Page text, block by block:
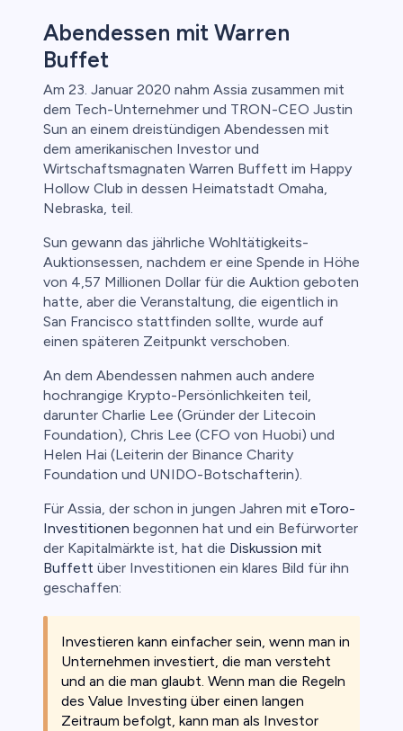
Abendessen mit Warren
Buffet
Am 23. Januar 2020 nahm Assia zusammen mit
dem Tech-Unternehmer und TRON-CEO Justin
Sun an einem dreistündigen Abendessen mit
dem amerikanischen Investor und
Wirtschaftsmagnaten Warren Buffett im Happy
Hollow Club in dessen Heimatstadt Omaha,
Nebraska, teil.
Sun gewann das jährliche Wohltätigkeits-
Auktionsessen, nachdem er eine Spende in Höhe
von 4,57 Millionen Dollar für die Auktion geboten
hatte, aber die Veranstaltung, die eigentlich in
San Francisco stattfinden sollte, wurde auf
einen späteren Zeitpunkt verschoben.
An dem Abendessen nahmen auch andere
hochrangige Krypto-Persönlichkeiten teil,
darunter Charlie Lee (Gründer der Litecoin
Foundation), Chris Lee (CFO von Huobi) und
Helen Hai (Leiterin der Binance Charity
Foundation und UNIDO-Botschafterin).
Für Assia, der schon in jungen Jahren mit eToro-
Investitionen begonnen hat und ein Befürworter
der Kapitalmärkte ist, hat die Diskussion mit
Buffett über Investitionen ein klares Bild für ihn
geschaffen:
Investieren kann einfacher sein, wenn man in
Unternehmen investiert, die man versteht
und an die man glaubt. Wenn man die Regeln
des Value Investing über einen langen
Zeitraum befolgt, kann man als Investor